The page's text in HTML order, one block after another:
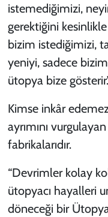
istemediğimizi,
gerektiğini
bizim istediğimizi,
yeniyi, sadece bizim
ütopya bize
Kimse inkâr
ayrımını
fabrikalarıdır.
“Devrimler kolay
ütopyacı hayalleri
döneceği bir